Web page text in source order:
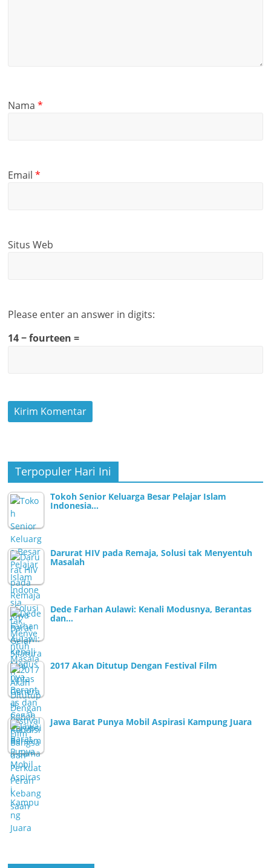
Nama*
Email*
Situs Web
Please enter an answer in digits:
14 − fourteen =
Terpopuler Hari Ini
Tokoh Senior Keluarga Besar Pelajar Islam
Indonesia…
Darurat HIV pada Remaja, Solusi tak Menyentuh
Masalah
Dede Farhan Aulawi: Kenali Modusnya, Berantas
dan…
2017 Akan Ditutup Dengan Festival Film
Jawa Barat Punya Mobil Aspirasi Kampung Juara